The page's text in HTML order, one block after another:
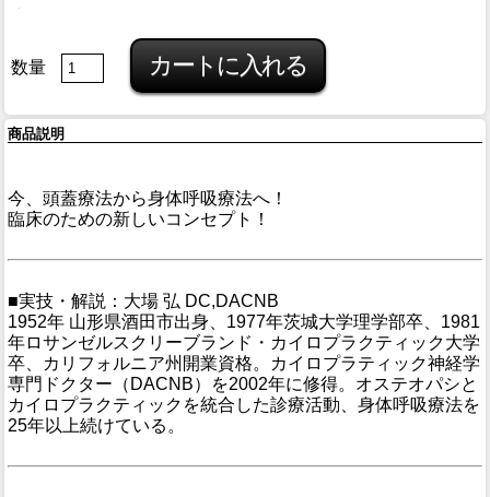
数量
商品説明
今、頭蓋療法から身体呼吸療法へ！
臨床のための新しいコンセプト！
■実技・解説：大場 弘 DC,DACNB
1952年 山形県酒田市出身、1977年茨城大学理学部卒、1981
年ロサンゼルスクリーブランド・カイロプラクティック大学
卒、カリフォルニア州開業資格。カイロプラティック神経学
専門ドクター（DACNB）を2002年に修得。オステオパシと
カイロプラクティックを統合した診療活動、身体呼吸療法を
25年以上続けている。